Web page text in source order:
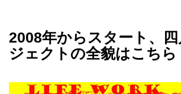
2008年からスタート、四
ジェクトの全貌はこちら